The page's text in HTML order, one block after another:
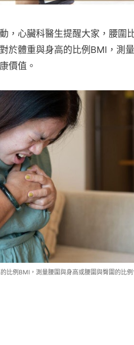
，心臟科醫生提醒大家，腰圍
於體重與身高的比例BMI，測
價值。
比例BMI，測量腰圍與身高或腰圍與臀圍的比例